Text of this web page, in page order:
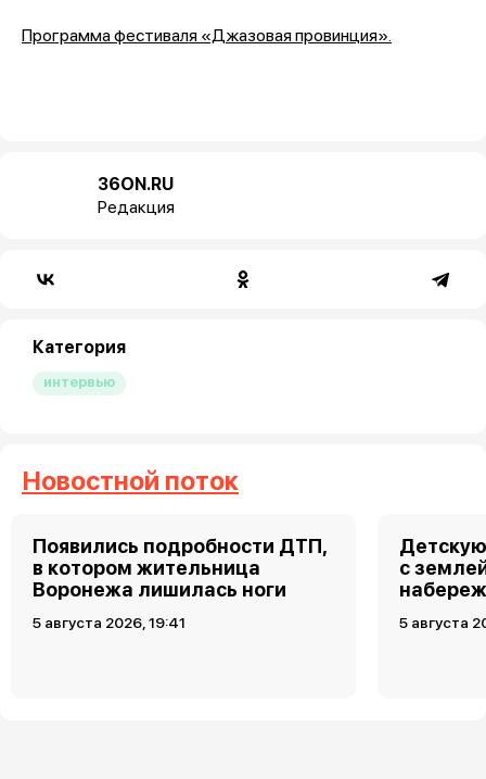
Программа фестиваля «Джазовая провинция».
36ON.RU
Редакция
Категория
интервью
Новостной поток
Появились подробности ДТП,
в котором жительница
Воронежа лишилась ноги
5 августа 2026, 19:41
с
5 августа